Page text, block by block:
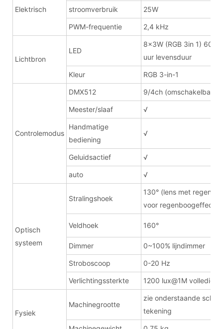
Elektrisch stroomverbruik 25W
PWM-frequentie 2,4 kHz
Lichtbron
LED
8x3W (RGB 3in 1)
uur levensduur
Kleur RGB 3-in-1
Controlemodus
DMX512 9/4ch (omschakelbaar)
Meester/slaaf √
Handmatige
bediening
√
Geluidsactief √
auto √
Optisch
systeem
Stralingshoek
130° (lens met
voor regenboogeffect)
Veldhoek 160°
Dimmer 0~100% lijndimmer
Stroboscoop 0-20 Hz
Verlichtingssterkte 1200 lux@1M volledige
Fysiek
Machinegrootte
zie onderstaande
tekening